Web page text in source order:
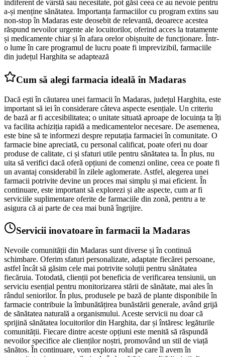
indiferent de vârstă sau necesitate, pot găsi ceea ce au nevoie pentru
a-și menține sănătatea. Importanța farmaciilor cu program extins sau
non-stop în Madaras este deosebit de relevantă, deoarece acestea
răspund nevoilor urgente ale locuitorilor, oferind acces la tratamente
și medicamente chiar și în afara orelor obișnuite de funcționare. Într-
o lume în care programul de lucru poate fi imprevizibil, farmaciile
din județul Harghita se adaptează
Cum să alegi farmacia ideală în Madaras
Dacă ești în căutarea unei farmacii în Madaras, județul Harghita, este
important să iei în considerare câteva aspecte esențiale. Un criteriu
de bază ar fi accesibilitatea; o unitate situată aproape de locuința ta îți
va facilita achiziția rapidă a medicamentelor necesare. De asemenea,
este bine să te informezi despre reputația farmaciei în comunitate. O
farmacie bine apreciată, cu personal calificat, poate oferi nu doar
produse de calitate, ci și sfaturi utile pentru sănătatea ta. În plus, nu
uita să verifici dacă oferă opțiuni de comenzi online, ceea ce poate fi
un avantaj considerabil în zilele aglomerate. Astfel, alegerea unei
farmacii potrivite devine un proces mai simplu și mai eficient. În
continuare, este important să explorezi și alte aspecte, cum ar fi
serviciile suplimentare oferite de farmaciile din zonă, pentru a te
asigura că ai parte de cea mai bună îngrijire.
Servicii inovatoare în farmacii la Madaras
Nevoile comunității din Madaras sunt diverse și în continuă
schimbare. Oferim sfaturi personalizate, adaptate fiecărei persoane,
astfel încât să găsim cele mai potrivite soluții pentru sănătatea
fiecăruia. Totodată, clienții pot beneficia de verificarea tensiunii, un
serviciu esențial pentru monitorizarea stării de sănătate, mai ales în
rândul seniorilor. În plus, produsele pe bază de plante disponibile în
farmacie contribuie la îmbunătățirea bunăstării generale, având grijă
de sănătatea naturală a organismului. Aceste servicii nu doar că
sprijină sănătatea locuitorilor din Harghita, dar și întăresc legăturile
comunității. Fiecare dintre aceste opțiuni este menită să răspundă
nevoilor specifice ale clienților noștri, promovând un stil de viață
sănătos. În continuare, vom explora rolul pe care îl avem în